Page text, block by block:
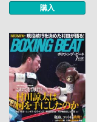
購入